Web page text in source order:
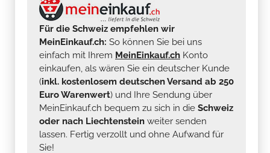
Für die Schweiz empfehlen wir
MeinEinkauf.ch: So können Sie bei uns
einfach mit Ihrem MeinEinkauf.ch Konto
einkaufen, als wären Sie ein deutscher Kunde
(inkl. kostenlosem deutschen Versand ab 250
Euro Warenwert) und Ihre Sendung über
MeinEinkauf.ch bequem zu sich in die Schweiz
oder nach Liechtenstein weiter senden
lassen. Fertig verzollt und ohne Aufwand für
Sie!